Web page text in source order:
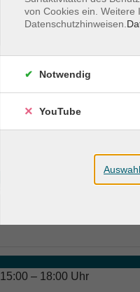
15:00 – 18:00 Uhr
von Cookies ein. Weitere
Datenschutzhinweisen.
Notwendig
YouTube